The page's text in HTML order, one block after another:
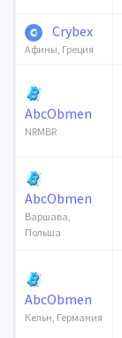
Crybex
Афины, Греция
AbcObmen
NRMBR
AbcObmen
Варшава,
Польша
AbcObmen
Кельн, Германия